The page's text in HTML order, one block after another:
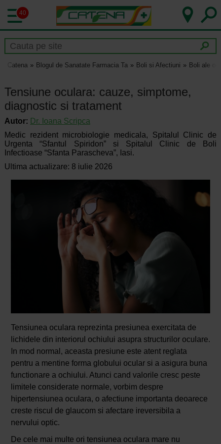
40
Catena Blogul de Sanatate Farmacia Ta Boli si Afectiuni Boli ale
Tensiune oculara: cauze, simptome,
diagnostic si tratament
Autor: Dr. Ioana Scripca
Medic rezident microbiologie medicala, Spitalul Clinic de
Urgenta “Sfantul Spiridon” si Spitalul Clinic de Boli
Infectioase “Sfanta Parascheva”, Iasi.
Ultima actualizare: 8 iulie 2026
Tensiunea oculara reprezinta presiunea exercitata de
lichidele din interiorul ochiului asupra structurilor oculare.
In mod normal, aceasta presiune este atent reglata
pentru a mentine forma globului ocular si a asigura buna
functionare a ochiului. Atunci cand valorile cresc peste
limitele considerate normale, vorbim despre
hipertensiunea oculara, o afectiune importanta deoarece
creste riscul de glaucom si afectare ireversibila a
nervului optic.
De cele mai multe ori tensiunea oculara mare nu